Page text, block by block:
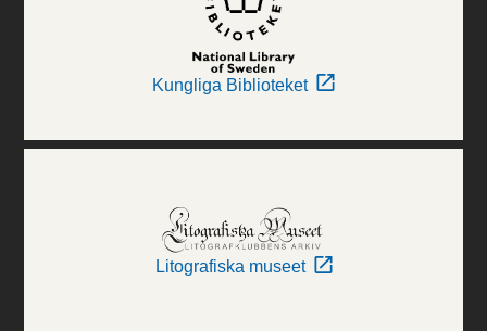
Kungliga Biblioteket
Litografiska museet